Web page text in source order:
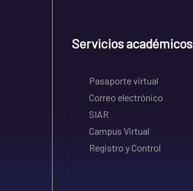
Servicios académicos
Pasaporte virtual
Correo electrónico
SIAR
Campus Virtual
Registro y Control